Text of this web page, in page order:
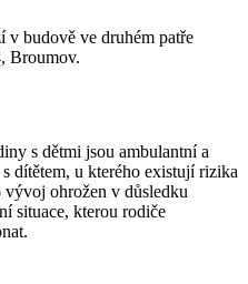
v budově ve druhém patře
Broumov.
s dětmi jsou ambulantní a
dítětem, u kterého existují rizika
ohrožen v důsledku
situace, kterou rodiče